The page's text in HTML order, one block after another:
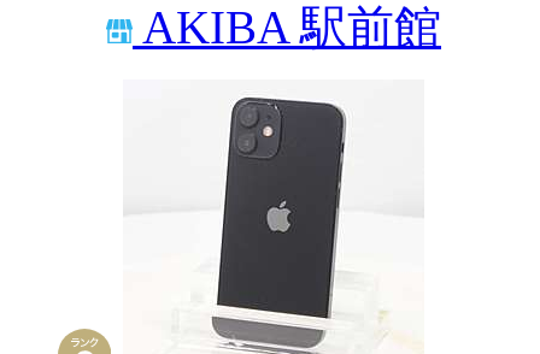
AKIBA 駅前館